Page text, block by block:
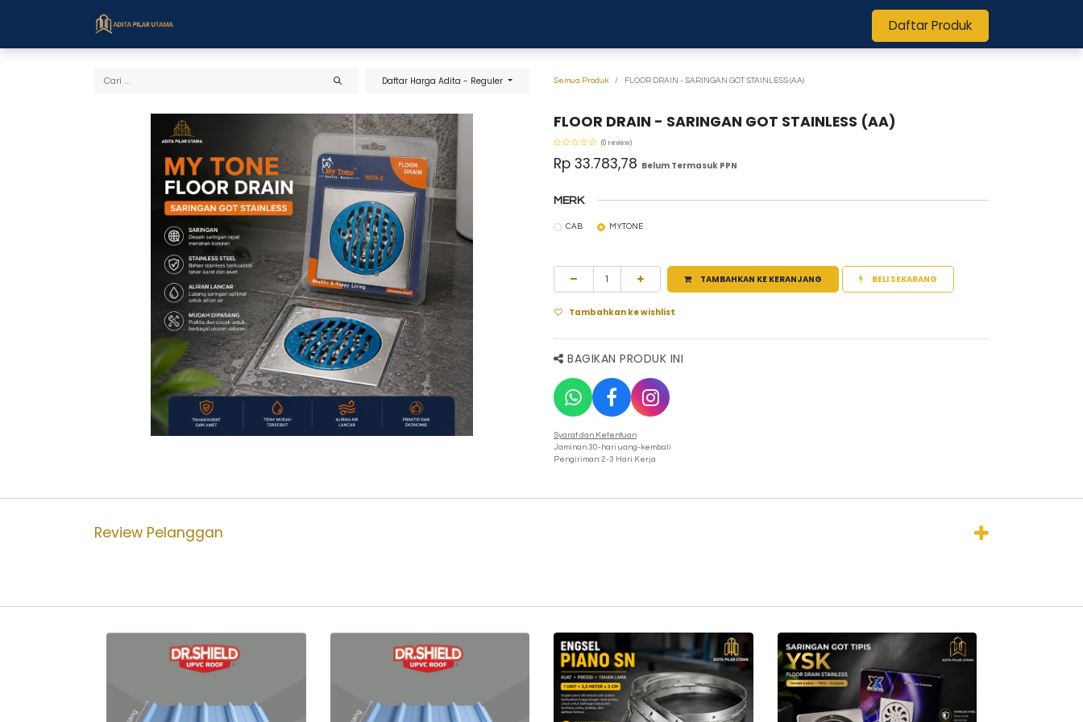
Daftar Produk
Daftar Harga Adita - Reguler Semua Produk FLOOR DRAIN - SARINGAN GOT STAINLESS (AA)
FLOOR DRAIN - SARINGAN GOT STAINLESS (AA)
(0 review)
Rp 33.783,78 Belum Termasuk PPN
MERK
CAB MYTONE
TAMBAHKAN KE KERANJANG BELI SEKARANG
Tambahkan ke wishlist
BAGIKAN PRODUK INI
Syarat dan Ketentuan
Jaminan 30-hari uang-kembali
Pengiriman: 2-3 Hari Kerja
Review Pelanggan